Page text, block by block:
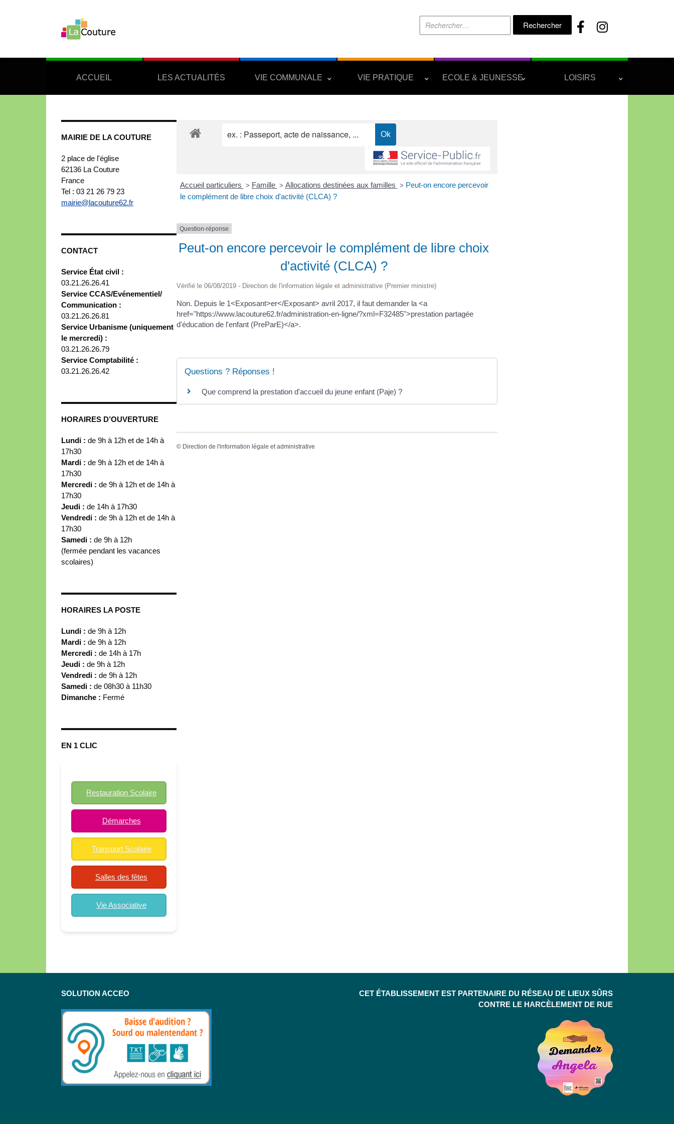
Rechercher :
ACCUEIL LES ACTUALITÉS VIE COMMUNALE VIE PRATIQUE ECOLE & JEUNESSE LOISIRS
MAIRIE DE LA COUTURE
2 place de l'église
62136 La Couture
France
Tel : 03 21 26 79 23
mairie@lacouture62.fr
CONTACT
Service État civil :
03.21.26.26.41
Service CCAS/Evénementiel/
Communication :
03.21.26.26.81
Service Urbanisme (uniquement
le mercredi) :
03.21.26.26.79
Service Comptabilité :
03.21.26.26.42
HORAIRES D’OUVERTURE
Lundi : de 9h à 12h et de 14h à
17h30
Mardi : de 9h à 12h et de 14h à
17h30
Mercredi : de 9h à 12h et de 14h à
17h30
Jeudi : de 14h à 17h30
Vendredi : de 9h à 12h et de 14h à
17h30
Samedi : de 9h à 12h
(fermée pendant les vacances
scolaires)
HORAIRES LA POSTE
Lundi : de 9h à 12h
Mardi : de 9h à 12h
Mercredi : de 14h à 17h
Jeudi : de 9h à 12h
Vendredi : de 9h à 12h
Samedi : de 08h30 à 11h30
Dimanche : Fermé
EN 1 CLIC
Restauration Scolaire
Démarches
Transport Scolaire
Salles des fêtes
Vie Associative
Accueil particuliers > Famille > Allocations destinées aux familles > Peut-on encore percevoir
le complément de libre choix d'activité (CLCA) ?
Question-réponse
Peut-on encore percevoir le complément de libre choix
d'activité (CLCA) ?
Vérifié le 06/08/2019 - Direction de l'information légale et administrative (Premier ministre)
Non. Depuis le 1<Exposant>er</Exposant> avril 2017, il faut demander la <a
href="https://www.lacouture62.fr/administration-en-ligne/?xml=F32485">prestation partagée
d'éducation de l'enfant (PreParE)</a>.
Questions ? Réponses !
Que comprend la prestation d'accueil du jeune enfant (Paje) ?
© Direction de l'information légale et administrative
SOLUTION ACCEO
CET ÉTABLISSEMENT EST PARTENAIRE DU RÉSEAU DE LIEUX SÛRS
CONTRE LE HARCÈLEMENT DE RUE